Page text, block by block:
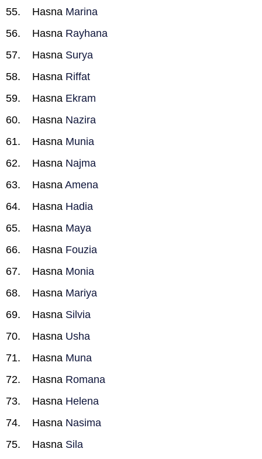
Hasna Marina
Hasna Rayhana
Hasna Surya
Hasna Riffat
Hasna Ekram
Hasna Nazira
Hasna Munia
Hasna Najma
Hasna Amena
Hasna Hadia
Hasna Maya
Hasna Fouzia
Hasna Monia
Hasna Mariya
Hasna Silvia
Hasna Usha
Hasna Muna
Hasna Romana
Hasna Helena
Hasna Nasima
Hasna Sila